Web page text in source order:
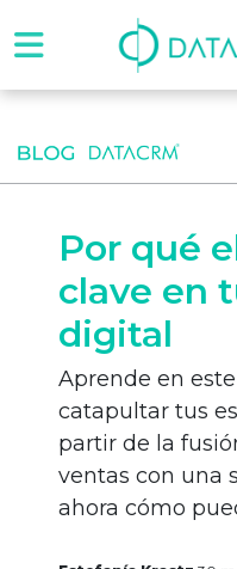
Software
Contáctanos
Recursos
¡Hablemos!
Prueba
Por qué
clave en
digital
Aprende en
catapultar tus
partir de la
ventas con una
ahora cómo